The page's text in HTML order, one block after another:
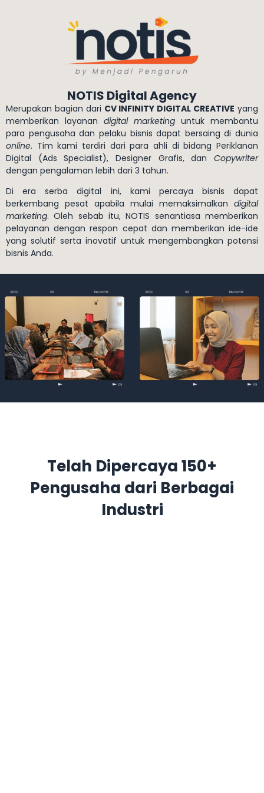
NOTIS Digital Agency
Merupakan bagian dari CV INFINITY DIGITAL CREATIVE yang
memberikan layanan digital marketing untuk membantu
para pengusaha dan pelaku bisnis dapat bersaing di dunia
online. Tim kami terdiri dari para ahli di bidang Periklanan
Digital (Ads Specialist), Designer Grafis, dan Copywriter
dengan pengalaman lebih dari 3 tahun.
Di era serba digital ini, kami percaya bisnis dapat
berkembang pesat apabila mulai memaksimalkan digital
marketing. Oleh sebab itu, NOTIS senantiasa memberikan
pelayanan dengan respon cepat dan memberikan ide-ide
yang solutif serta inovatif untuk mengembangkan potensi
bisnis Anda.
Telah Dipercaya 150+
Pengusaha dari Berbagai
Industri